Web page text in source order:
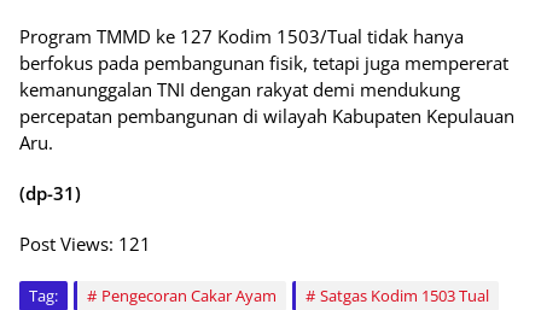
Program TMMD ke 127 Kodim 1503/Tual tidak hanya
berfokus pada pembangunan fisik, tetapi juga mempererat
kemanunggalan TNI dengan rakyat demi mendukung
percepatan pembangunan di wilayah Kabupaten Kepulauan
Aru.
(dp-31)
Post Views: 121
Tag: Pengecoran Cakar Ayam
Satgas Kodim 1503 Tual